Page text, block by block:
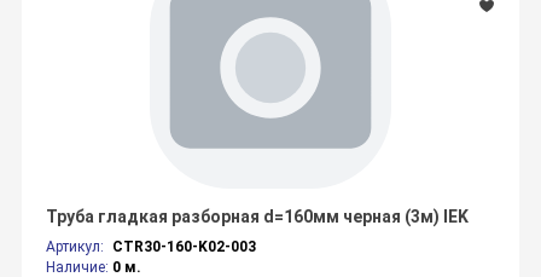
Артикул:
CTR30-160-K02-003
Наличие: 0 м.
Труба гладкая разборная d=160мм черная (3м) IEK